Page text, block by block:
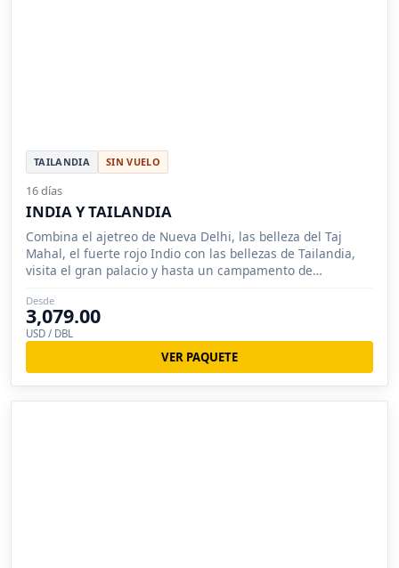
TAILANDIA SIN VUELO
16 días
INDIA Y TAILANDIA
Combina el ajetreo de Nueva Delhi, las belleza del Taj
Mahal, el fuerte rojo Indio con las bellezas de Tailandia,
visita el gran palacio y hasta un campamento de
Desde
3,079.00
USD / DBL
VER PAQUETE